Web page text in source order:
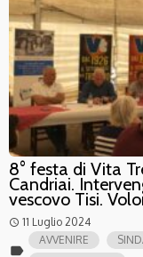
8° festa di Vita
Candriai.
vescovo Tisi.
access_time 11 Luglio 2024
label
AVVENIRE